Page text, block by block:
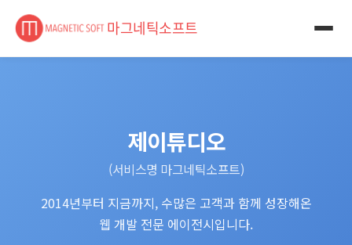
마그네틱소프트
제이튜디오
(서비스명 마그네틱소프트)
2014년부터 지금까지, 수많은 고객과 함께 성장해온
웹 개발 전문 에이전시입니다.